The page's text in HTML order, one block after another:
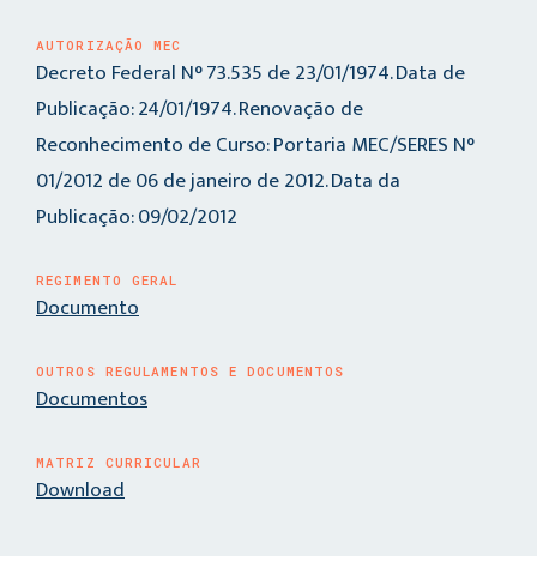
AUTORIZAÇÃO MEC
Decreto Federal N° 73.535 de 23/01/1974. Data de
Publicação: 24/01/1974. Renovação de
Reconhecimento de Curso: Portaria MEC/SERES N°
01/2012 de 06 de janeiro de 2012. Data da
Publicação: 09/02/2012
REGIMENTO GERAL
Documento
OUTROS REGULAMENTOS E DOCUMENTOS
Documentos
MATRIZ CURRICULAR
Download